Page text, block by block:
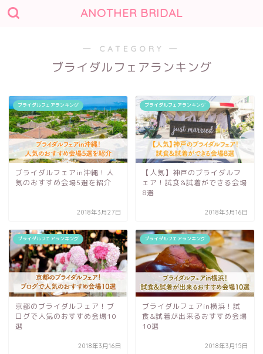
ANOTHER BRIDAL
― CATEGORY ―
ブライダルフェアランキング
ブライダルフェアランキング
ブライダルフェアin沖縄！人
気のおすすめ会場5選を紹介
2018年3月27日
ブライダルフェアランキング
【人気】神戸のブライダルフ
ェア！試食&試着ができる会場
8選
2018年3月16日
ブライダルフェアランキング
京都のブライダルフェア！ブ
ログで人気のおすすめ会場10
選
2018年3月16日
ブライダルフェアランキング
ブライダルフェアin横浜！試
食&試着が出来るおすすめ会場
10選
2018年3月15日